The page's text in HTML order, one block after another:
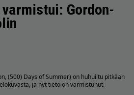
Gordon-
(500) Days of Summer) on huhuiltu pitkään
ja nyt tieto on varmistunut.